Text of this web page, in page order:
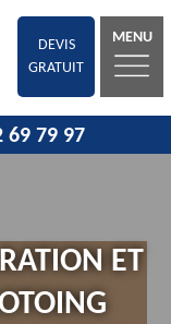
DEVIS
GRATUIT
MENU
69 79 97
ET